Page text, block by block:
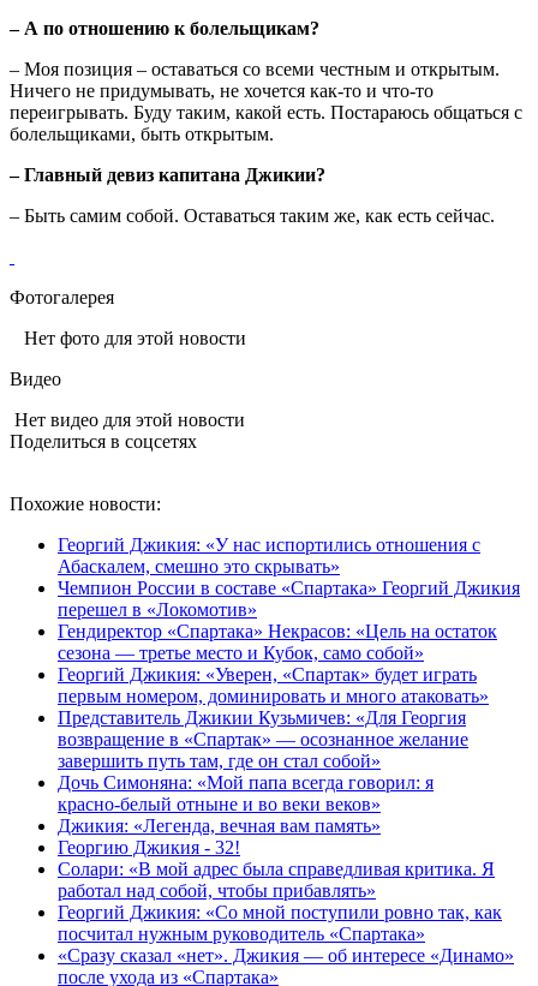
– А по отношению к болельщикам?
– Моя позиция – оставаться со всеми честным и открытым.
Ничего не придумывать, не хочется как-то и что-то
переигрывать. Буду таким, какой есть. Постараюсь общаться с
болельщиками, быть открытым.
– Главный девиз капитана Джикии?
– Быть самим собой. Оставаться таким же, как есть сейчас.
Фотогалерея
Нет фото для этой новости
Видео
Нет видео для этой новости
Поделиться в соцсетях
Похожие новости:
Георгий Джикия: «У нас испортились отношения с
Абаскалем, смешно это скрывать»
Чемпион России в составе «Спартака» Георгий Джикия
перешел в «Локомотив»
Гендиректор «Спартака» Некрасов: «Цель на остаток
сезона — третье место и Кубок, само собой»
Георгий Джикия: «Уверен, «Спартак» будет играть
первым номером, доминировать и много атаковать»
Представитель Джикии Кузьмичев: «Для Георгия
возвращение в «Спартак» — осознанное желание
завершить путь там, где он стал собой»
Дочь Симоняна: «Мой папа всегда говорил: я
красно‑белый отныне и во веки веков»
Джикия: «Легенда, вечная вам память»
Георгию Джикия - 32!
Солари: «В мой адрес была справедливая критика. Я
работал над собой, чтобы прибавлять»
Георгий Джикия: «Со мной поступили ровно так, как
посчитал нужным руководитель «Спартака»
«Сразу сказал «нет». Джикия — об интересе «Динамо»
после ухода из «Спартака»